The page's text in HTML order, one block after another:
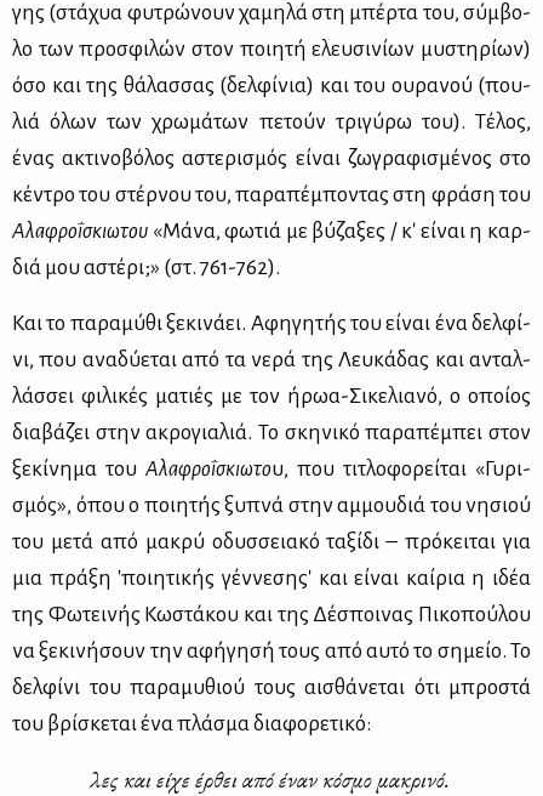
γης (στά­χυα φυ­τρώ­νουν χα­μη­λά στη μπέρ­τα του, σύμ­βο­
λο των προ­σφι­λών στον ποι­η­τή ελευ­σι­νί­ων μυ­στη­ρί­ων)
όσο και της θά­λασ­σας (δελ­φί­νια) και του ου­ρα­νού (που­
λιά όλων των χρω­μά­των πε­τούν τρι­γύ­ρω του). Τέ­λος,
ένας ακτι­νο­βό­λος αστε­ρι­σμός εί­ναι ζω­γρα­φι­σμέ­νος στο
κέ­ντρο του στέρ­νου του, πα­ρα­πέ­μπο­ντας στη φρά­ση του
Αλα­φρο­ΐ­σκιω­του «Μά­να, φω­τιά με βύ­ζα­ξες / κ' εί­ναι η καρ­
διά μου αστέ­ρι;» (στ. 761-762).
Και το πα­ρα­μύ­θι ξε­κι­νά­ει. Αφη­γη­τής του εί­ναι ένα δελ­φί­
νι, που ανα­δύ­ε­ται από τα νε­ρά της Λευ­κά­δας και ανταλ­
λάσ­σει φι­λι­κές μα­τιές με τον ήρωα-Σι­κε­λια­νό, ο οποί­ος
δια­βά­ζει στην ακρο­για­λιά. Το σκη­νι­κό πα­ρα­πέ­μπει στον
ξε­κί­νη­μα του Αλα­φρο­ΐ­σκιω­του, που τι­τλο­φο­ρεί­ται «Γυ­ρι­
σμός», όπου ο ποι­η­τής ξυ­πνά στην αμ­μου­διά του νη­σιού
του με­τά από μα­κρύ οδυσ­σεια­κό τα­ξί­δι – πρό­κει­ται για
μια πρά­ξη 'ποι­η­τι­κής γέν­νε­ση­ς' και εί­ναι καί­ρια η ιδέα
της Φω­τει­νής Κω­στά­κου και της Δέ­σποι­νας Πι­κο­πού­λου
να ξε­κι­νή­σουν την αφή­γη­σή τους από αυ­τό το ση­μείο. Το
δελ­φί­νι του πα­ρα­μυ­θιού τους αι­σθά­νε­ται ότι μπρο­στά
του βρί­σκε­ται ένα πλά­σμα δια­φο­ρε­τι­κό:
λες και εί­χε έρ­θει από έναν κό­σμο μα­κρι­νό.